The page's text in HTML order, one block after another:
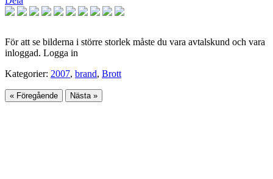
För att se bilderna i större storlek måste du vara avtalskund och vara
inloggad. Logga in
Kategorier: 2007, brand, Brott
« Föregående Nästa »